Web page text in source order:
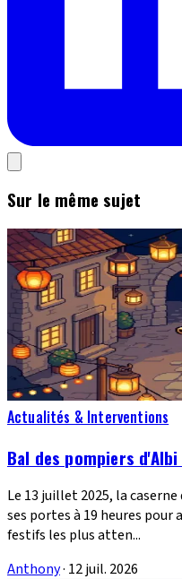
Sur le même sujet
Actualités & Interventions
Bal des pompiers
Le 13 juillet 2025, la
ses portes à 19 heures pour
festifs les plus atten...
Anthony· 12 juil. 2026